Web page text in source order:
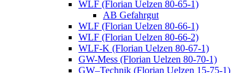
WLF (Florian Uelzen 80-65-1)
AB Gefahrgut
WLF (Florian Uelzen 80-66-1)
WLF (Florian Uelzen 80-66-2)
WLF-K (Florian Uelzen 80-67-1)
GW-Mess (Florian Uelzen 80-70-1)
GW–Technik (Florian Uelzen 15-75-1)